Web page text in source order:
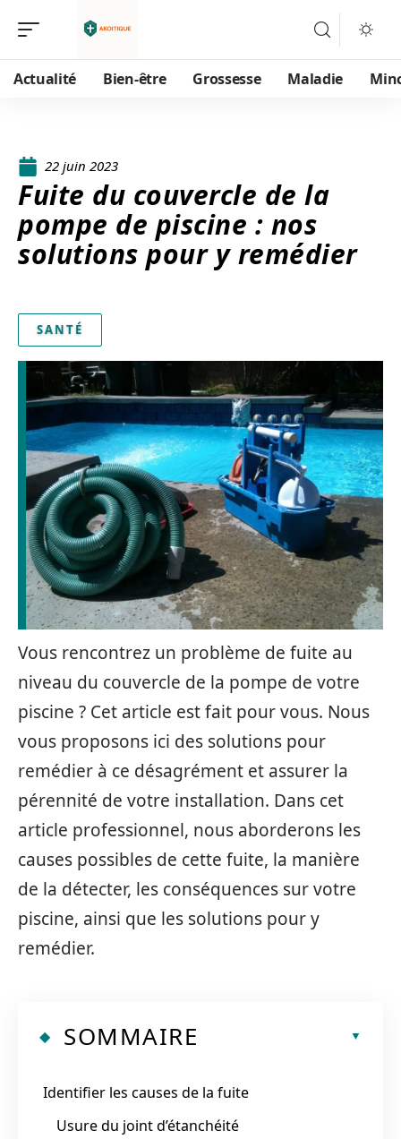
Actualité Bien-être Grossesse Maladie
22 juin 2023
Fuite du couvercle de la
pompe de piscine : nos
solutions pour y remédier
SANTÉ
Vous rencontrez un problème de fuite au
niveau du couvercle de la pompe de votre
piscine ? Cet article est fait pour vous. Nous
vous proposons ici des solutions pour
remédier à ce désagrément et assurer la
pérennité de votre installation. Dans cet
article professionnel, nous aborderons les
causes possibles de cette fuite, la manière
de la détecter, les conséquences sur votre
piscine, ainsi que les solutions pour y
remédier.
SOMMAIRE
Identifier les causes de la fuite
Usure du joint d’étanchéité